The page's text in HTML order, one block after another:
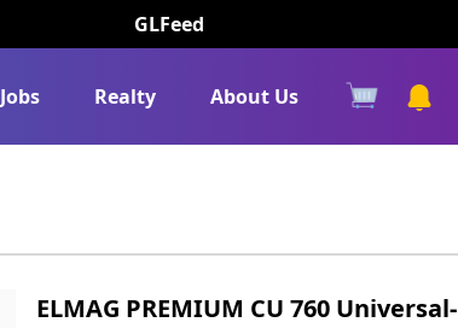
GLFeed
Jobs Realty About Us
ELMAG PREMIUM CU 760 Universal-